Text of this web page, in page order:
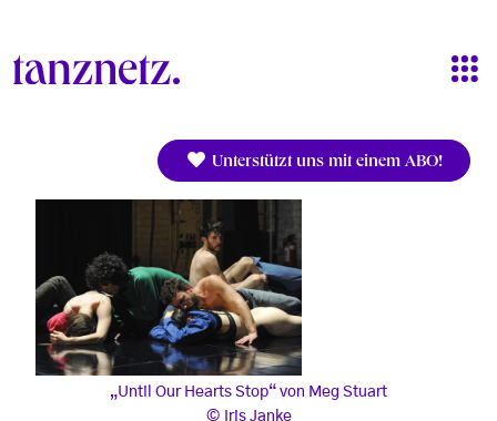
Unterstützt uns mit einem ABO!
„Until Our Hearts Stop“ von Meg Stuart
Iris Janke